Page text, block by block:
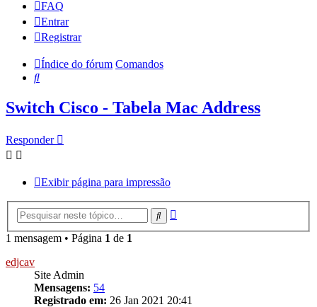
FAQ
Entrar
Registrar
Índice do fórum Comandos
Pesquisar
Switch Cisco - Tabela Mac Address
Responder
Exibir página para impressão
Pesquisar
1 mensagem • Página 1 de 1
edjcav
Site Admin
Mensagens: 54
Registrado em: 26 Jan 2021 20:41